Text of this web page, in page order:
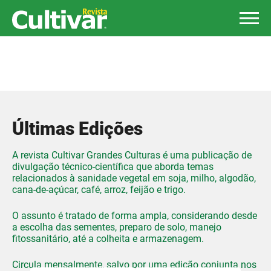
Últimas Edições
A revista Cultivar Grandes Culturas é uma publicação de
divulgação técnico-científica que aborda temas
relacionados à sanidade vegetal em soja, milho, algodão,
cana-de-açúcar, café, arroz, feijão e trigo.
O assunto é tratado de forma ampla, considerando desde
a escolha das sementes, preparo de solo, manejo
fitossanitário, até a colheita e armazenagem.
Circula mensalmente, salvo por uma edição conjunta nos